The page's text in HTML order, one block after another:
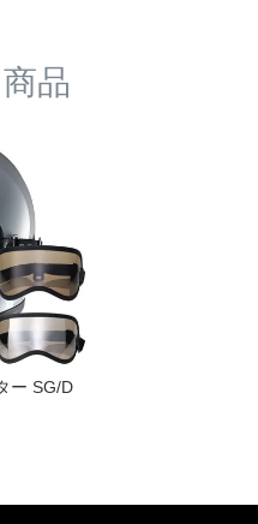
品
ー SG/D